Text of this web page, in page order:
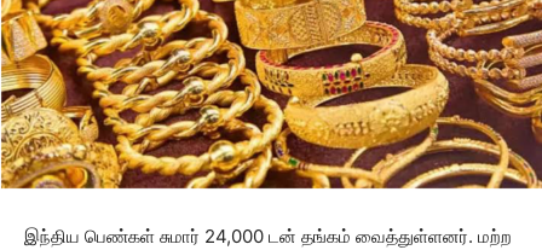
இந்திய பெண்கள் சுமார் 24,000 டன் தங்கம் வைத்துள்ளனர். மற்ற